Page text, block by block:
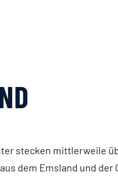
stecken mittlerweile
dem Emsland und der